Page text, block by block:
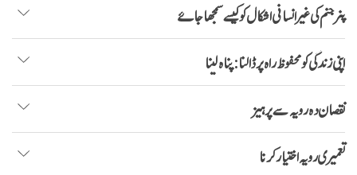
پنر جنم کی غیر انسانی اشکال کو کیسے سمجھا جاۓ
اپنی زندگی کو محفوظ راہ پر ڈالنا: پناہ لینا
نقصان دہ رویہ سے پرہیز
تعمیری رویہ اختیار کرنا